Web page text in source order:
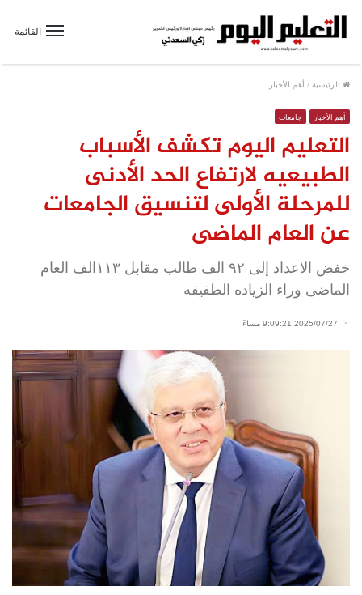
القائمة
الرئيسية / أهم الأخبار
أهم الأخبار جامعات
التعليم اليوم تكشف الأسباب
الطبيعيه لارتفاع الحد الأدنى
للمرحلة الأولى لتنسيق الجامعات
عن العام الماضى
خفض الاعداد إلى ٩٢ الف طالب مقابل ١١٣الف العام
الماضى وراء الزياده الطفيفه
2025/07/27 9:09:21 مساءً